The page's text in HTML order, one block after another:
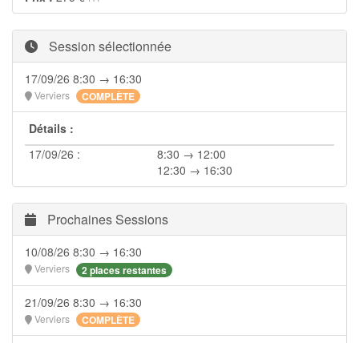
Session sélectionnée
17/09/26 8:30 → 16:30
Verviers COMPLÈTE
Détails :
17/09/26 :
8:30 → 12:00
12:30 → 16:30
Prochaines Sessions
10/08/26 8:30 → 16:30
Verviers 2 places restantes
21/09/26 8:30 → 16:30
Verviers COMPLÈTE